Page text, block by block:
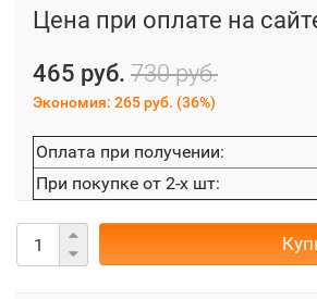
Цена при оплате на
465 руб. 730 руб.
Экономия: 265 руб. (36%)
Оплата при получении:
При покупке от 2-х шт: